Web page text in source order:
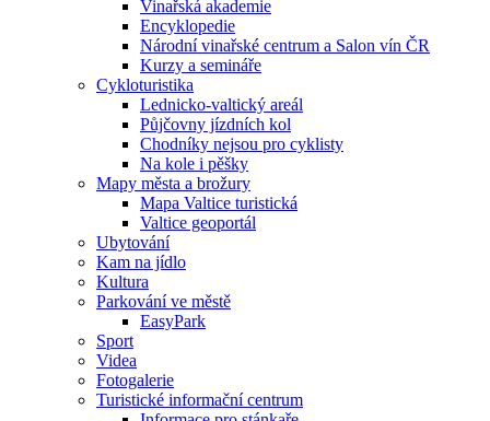
Vinařská akademie
Encyklopedie
Národní vinařské centrum a Salon vín ČR
Kurzy a semináře
Cykloturistika
Lednicko-valtický areál
Půjčovny jízdních kol
Chodníky nejsou pro cyklisty
Na kole i pěšky
Mapy města a brožury
Mapa Valtice turistická
Valtice geoportál
Ubytování
Kam na jídlo
Kultura
Parkování ve městě
EasyPark
Sport
Videa
Fotogalerie
Turistické informační centrum